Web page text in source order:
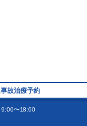
故治療予約
9:00〜18:00
故治療予約
9:00〜18:00